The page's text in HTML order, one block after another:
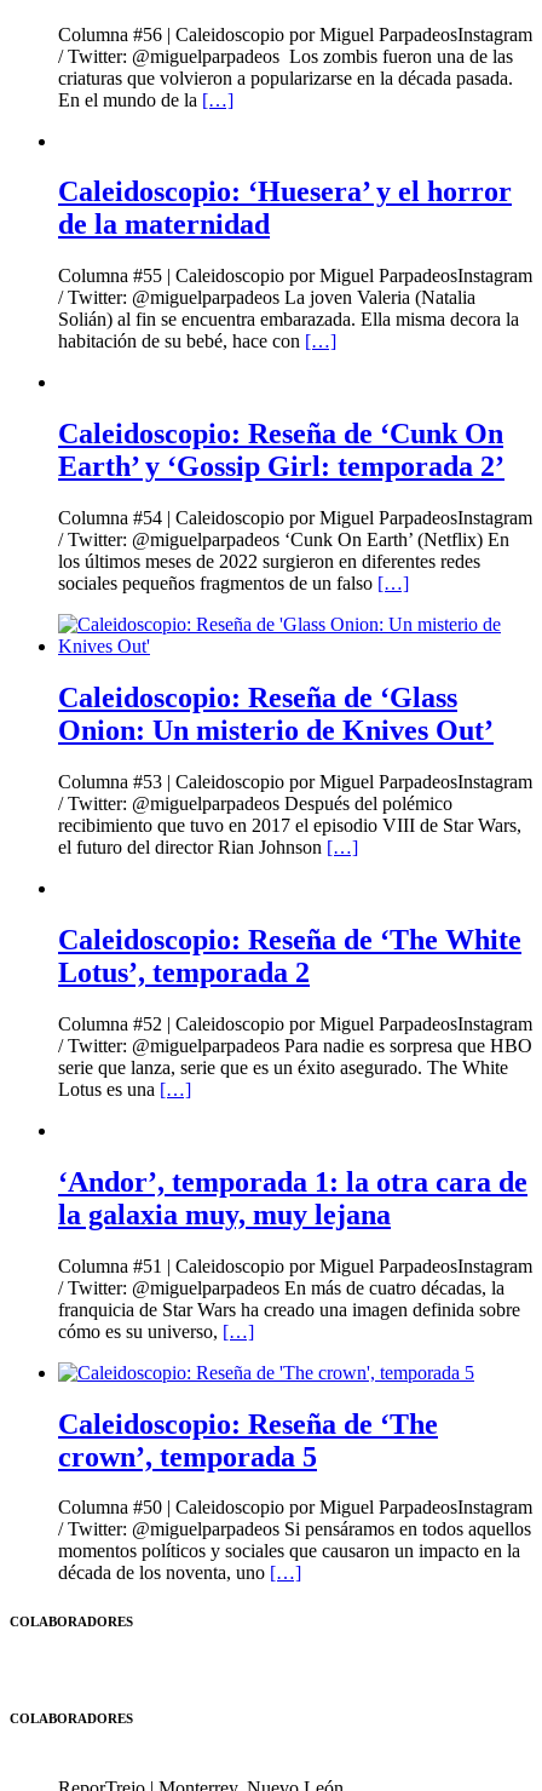
Columna #56 | Caleidoscopio por Miguel ParpadeosInstagram
/ Twitter: @miguelparpadeos Los zombis fueron una de las
criaturas que volvieron a popularizarse en la década pasada.
En el mundo de la […]
Caleidoscopio: ‘Huesera’ y el horror
de la maternidad
Columna #55 | Caleidoscopio por Miguel ParpadeosInstagram
/ Twitter: @miguelparpadeos La joven Valeria (Natalia
Solián) al fin se encuentra embarazada. Ella misma decora la
habitación de su bebé, hace con […]
Caleidoscopio: Reseña de ‘Cunk On
Earth’ y ‘Gossip Girl: temporada 2’
Columna #54 | Caleidoscopio por Miguel ParpadeosInstagram
/ Twitter: @miguelparpadeos ‘Cunk On Earth’ (Netflix) En
los últimos meses de 2022 surgieron en diferentes redes
sociales pequeños fragmentos de un falso […]
Caleidoscopio: Reseña de ‘Glass
Onion: Un misterio de Knives Out’
Columna #53 | Caleidoscopio por Miguel ParpadeosInstagram
/ Twitter: @miguelparpadeos Después del polémico
recibimiento que tuvo en 2017 el episodio VIII de Star Wars,
el futuro del director Rian Johnson […]
Caleidoscopio: Reseña de ‘The White
Lotus’, temporada 2
Columna #52 | Caleidoscopio por Miguel ParpadeosInstagram
/ Twitter: @miguelparpadeos Para nadie es sorpresa que HBO
serie que lanza, serie que es un éxito asegurado. The White
Lotus es una […]
‘Andor’, temporada 1: la otra cara de
la galaxia muy, muy lejana
Columna #51 | Caleidoscopio por Miguel ParpadeosInstagram
/ Twitter: @miguelparpadeos En más de cuatro décadas, la
franquicia de Star Wars ha creado una imagen definida sobre
cómo es su universo, […]
Caleidoscopio: Reseña de ‘The
crown’, temporada 5
Columna #50 | Caleidoscopio por Miguel ParpadeosInstagram
/ Twitter: @miguelparpadeos Si pensáramos en todos aquellos
momentos políticos y sociales que causaron un impacto en la
década de los noventa, uno […]
COLABORADORES
COLABORADORES